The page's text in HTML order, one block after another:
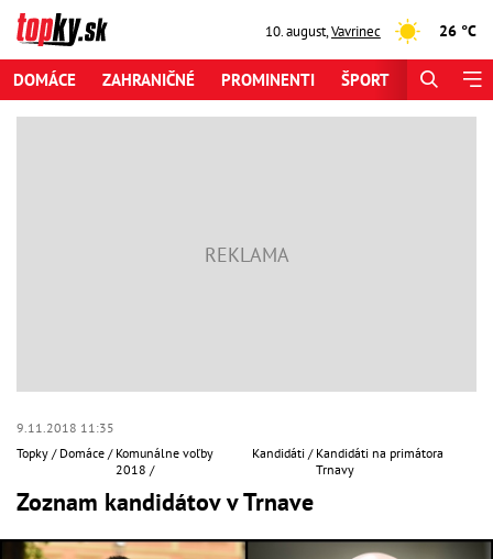
10. august,Vavrinec 26 °C
DOMÁCE ZAHRANIČNÉ PROMINENTI ŠPORT
9.11.2018 11:35
Topky
Domáce
Komunálne voľby
2018
Kandidáti
Kandidáti na primátora
Trnavy
Zoznam kandidátov v Trnave